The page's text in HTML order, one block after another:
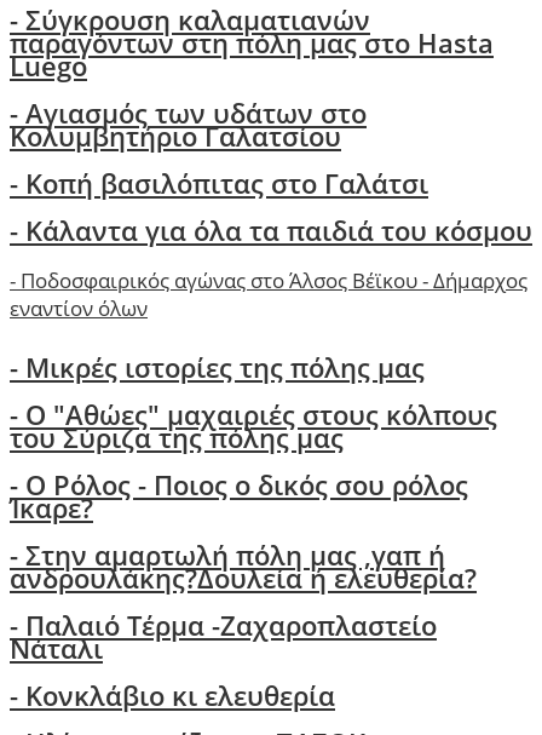
-Σύγκρουση καλαματιανών
παραγόντων στη πόλη μας στο Hasta
Luego
- Αγιασμός των υδάτων στο
Κολυμβητήριο Γαλατσίου
- Κοπή βασιλόπιτας στο Γαλάτσι
- Κάλαντα για όλα τα παιδιά του κόσμου
- Ποδοσφαιρικός αγώνας στο Άλσος Βέϊκου - Δήμαρχος
εναντίον όλων
- Μικρές ιστορίες της πόλης μας
- Ο "Αθώες" μαχαιριές στους κόλπους
του Σύριζα της πόλης μας
- Ο Ρόλος - Ποιος ο δικός σου ρόλος
Ίκαρε?
- Στην αμαρτωλή πόλη μας ,γαπ ή
ανδρουλάκης?Δουλεία ή ελευθερία?
- Παλαιό Τέρμα -Ζαχαροπλαστείο
Νάταλι
- Κονκλάβιο κι ελευθερία